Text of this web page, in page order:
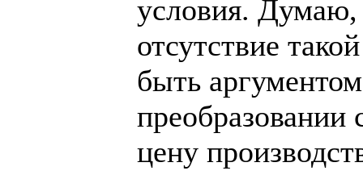
условия. Думаю,
отсутствие
быть
преобразовании
цену